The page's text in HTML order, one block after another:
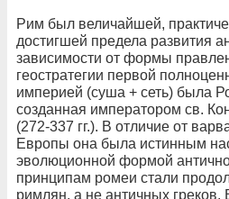
Рим был величайшей,
достигшей предела развития
зависимости от формы
геостратегии первой
империей (суша + сеть) была
созданная императором св.
(272-337 гг.). В отличие от
Европы она была истинным
эволюционной формой
принципам ромеи стали
римлян, а не античных